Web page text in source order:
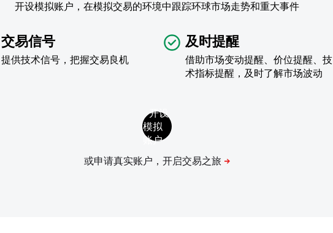
开设模拟账户，在模拟交易的环境中跟踪环球市场走势和重大事件
交易信号
提供技术信号，把握交易良机
及时提醒
借助市场变动提醒、价位提醒、技
术指标提醒，及时了解市场波动